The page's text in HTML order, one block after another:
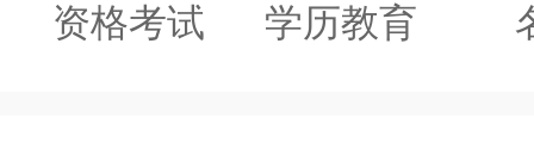
资格考试 学历教育